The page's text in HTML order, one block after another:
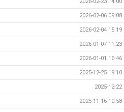
2026-02-06 09:08
2026-02-04 15:19
2026-01-07 11:23
2026-01-01 16:46
2025-12-25 19:10
2025-12-22
2025-11-16 10:58